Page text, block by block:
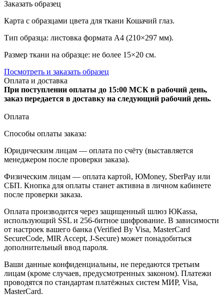
Заказать образец
Карта с образцами цвета для ткани Кошачий глаз.
Тип образца: листовка формата А4 (210×297 мм).
Размер ткани на образце: не более 15×20 см.
Посмотреть и заказать образец
Оплата и доставка
При поступлении оплаты до 15:00 МСК в рабочий день,
заказ передается в доставку на следующий рабочий день.
Оплата
Способы оплаты заказа:
Юридическим лицам — оплата по счёту (выставляется
менеджером после проверки заказа).
Физическим лицам — оплата картой, ЮMoney, SberPay или
СБП. Кнопка для оплаты станет активна в личном кабинете
после проверки заказа.
Оплата производится через защищенный шлюз ЮKassa,
использующий SSL и 256-битное шифрование. В зависимости
от настроек вашего банка (Verified By Visa, MasterCard
SecureCode, MIR Accept, J-Secure) может понадобиться
дополнительный ввод пароля.
Ваши данные конфиденциальны, не передаются третьим
лицам (кроме случаев, предусмотренных законом). Платежи
проводятся по стандартам платёжных систем МИР, Visa,
MasterCard.